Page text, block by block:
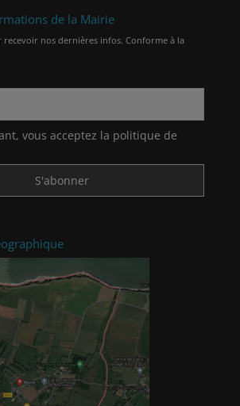
de la Mairie
recevoir nos dernières infos. Conforme à la
vous acceptez la politique de